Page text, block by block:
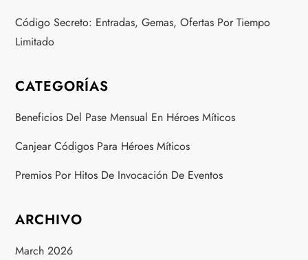
Código Secreto: Entradas, Gemas, Ofertas Por Tiempo
Limitado
CATEGORÍAS
Beneficios Del Pase Mensual En Héroes Míticos
Canjear Códigos Para Héroes Míticos
Premios Por Hitos De Invocación De Eventos
ARCHIVO
March 2026